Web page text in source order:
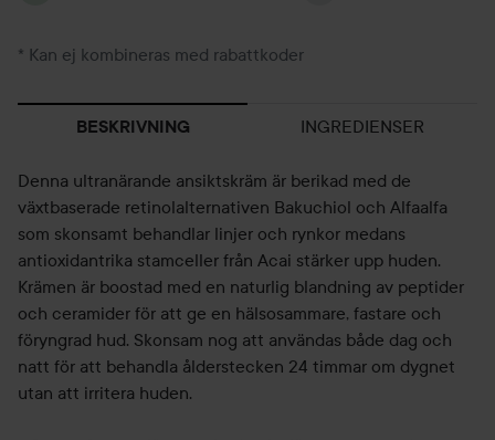
* Kan ej kombineras med rabattkoder
BESKRIVNING INGREDIENSER
Denna ultranärande ansiktskräm är berikad med de
växtbaserade retinolalternativen Bakuchiol och Alfaalfa
som skonsamt behandlar linjer och rynkor medans
antioxidantrika stamceller från Acai stärker upp huden.
Krämen är boostad med en naturlig blandning av peptider
och ceramider för att ge en hälsosammare, fastare och
föryngrad hud. Skonsam nog att användas både dag och
natt för att behandla ålderstecken 24 timmar om dygnet
utan att irritera huden.